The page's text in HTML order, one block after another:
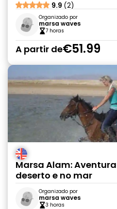
9.9 (2)
Organizado por
marsa waves
7 horas
A partir de€51.99
Marsa Alam:
deserto e no mar
Organizado por
marsa waves
3 horas